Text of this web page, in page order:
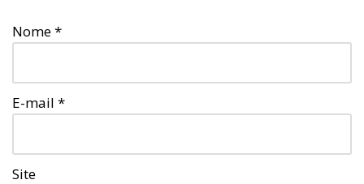
Nome*
E-mail *
Site